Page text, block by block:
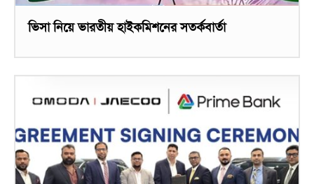
ভিসা নিয়ে ভারতীয় হাইকমিশনের সতর্কবার্তা